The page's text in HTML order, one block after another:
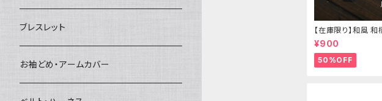
【在庫限り】和風
リボン（狐面/金魚
¥900
50%OFF
ブレスレット
お袖どめ・アームカバー